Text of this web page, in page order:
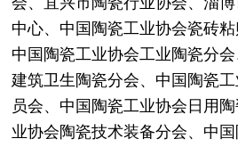
中心、中国陶瓷工业协会瓷砖粘
中国陶瓷工业协会工业陶瓷分
建筑卫生陶瓷分会、中国陶瓷
员会、中国陶瓷工业协会日用
业协会陶瓷技术装备分会、中